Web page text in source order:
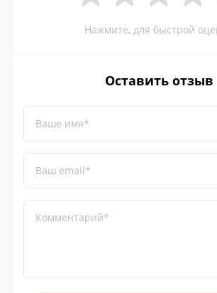
Нажмите, для быстрой
Оставить отзыв
Ваше имя*
Ваш email*
Комментарий*